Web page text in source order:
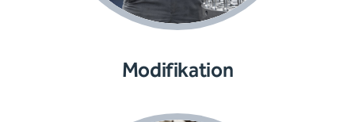
Modifikation